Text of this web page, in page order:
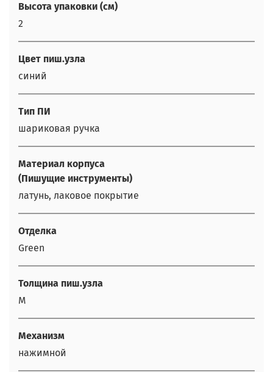
Высота упаковки (см)
2
Цвет пиш.узла
синий
Тип ПИ
шариковая ручка
Материал корпуса
(Пишущие инструменты)
латунь, лаковое покрытие
Отделка
Green
Толщина пиш.узла
M
Механизм
нажимной